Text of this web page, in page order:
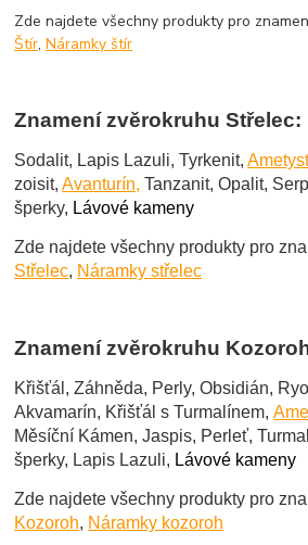
Zde najdete všechny produkty pro
Štír,Náramky štír
Znamení zvěrokruhu Střelec:
Sodalit, Lapis Lazuli, Tyrkenit,
zoisit,Avanturín, Tanzanit, Opalit,
šperky, Lávové kameny
Zde najdete všechny produkty pro
Střelec, Náramky střelec
Znamení zvěrokruhu
Křišťál, Záhněda, Perly, Obsidián,
Akvamarín, Křišťál s Turmalínem,
Měsíční Kámen, Jaspis, Perleť,
šperky, Lapis Lazuli, Lávové kameny
Zde najdete všechny produkty pro
Kozoroh, Náramky kozoroh